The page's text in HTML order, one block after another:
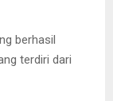
berhasil
terdiri dari